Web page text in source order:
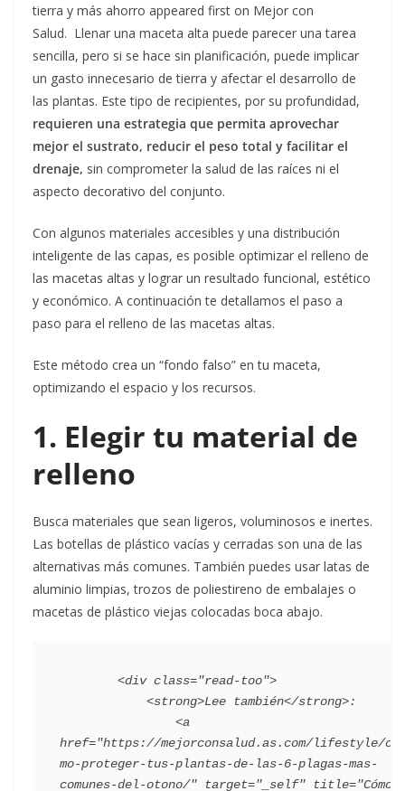
tierra y más ahorro appeared first on Mejor con
Salud. Llenar una maceta alta puede parecer una tarea
sencilla, pero si se hace sin planificación, puede implicar
un gasto innecesario de tierra y afectar el desarrollo de
las plantas. Este tipo de recipientes, por su profundidad,
requieren una estrategia que permita aprovechar
mejor el sustrato, reducir el peso total y facilitar el
drenaje, sin comprometer la salud de las raíces ni el
aspecto decorativo del conjunto.
Con algunos materiales accesibles y una distribución
inteligente de las capas, es posible optimizar el relleno de
las macetas altas y lograr un resultado funcional, estético
y económico. A continuación te detallamos el paso a
paso para el relleno de las macetas altas.
Este método crea un “fondo falso” en tu maceta,
optimizando el espacio y los recursos.
1. Elegir tu material de
relleno
Busca materiales que sean ligeros, voluminosos e inertes.
Las botellas de plástico vacías y cerradas son una de las
alternativas más comunes. También puedes usar latas de
aluminio limpias, trozos de poliestireno de embalajes o
macetas de plástico viejas colocadas boca abajo.
href="https://mejorconsalud.as.com/lifestyle/co
mo-proteger-tus-plantas-de-las-6-plagas-mas-
comunes-del-otono/" target="_self" title="Cómo